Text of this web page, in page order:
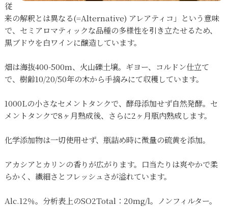
従
来の解釈とは異なる(=Alternative) アレアティコ」という意味
で、セミアロマティックな品種の多様性を引き立たせるため、
黒ブドウを白ワインに醸造しています。
畑は海抜400-500m、火山礫土壌。ギヨー、コルドン仕立て
で、樹齢10/20/50年の木から手摘みにて収穫しています。
1000Lの小さなセメントタンクで、酵母添加せず自然発酵。セ
メントタンクで8ヶ月熟成後、さらに2ヶ月瓶内熟成します。
化学添加物は一切使用せず、瓶詰め時に微量の硫黄を添加。
アカシアとカリンの香りが広がります。口当たりは爽やかで柔
らかく、繊細さとフレッシュさが溢れています。
Alc.12％。分析表上のSO2Total：20mg/l。ノンフィルター。